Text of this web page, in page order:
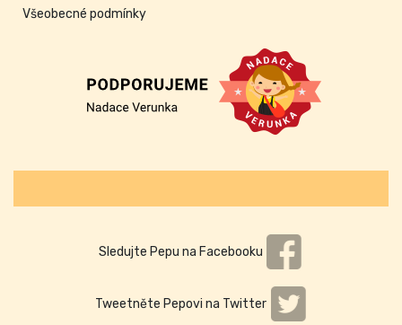
Všeobecné podmínky
Sledujte Pepu na Facebooku
Tweetněte Pepovi na Twitter